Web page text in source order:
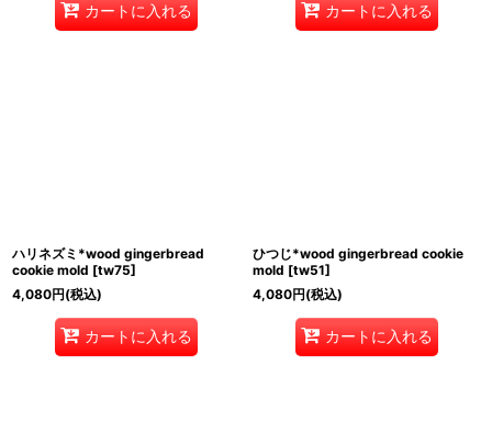
カートに入れる カートに入れる
ハリネズミ*wood gingerbread
cookie mold [tw75]
4,080円(税込)
カートに入れる
ひつじ*wood gingerbread cookie
mold [tw51]
4,080円(税込)
カートに入れる